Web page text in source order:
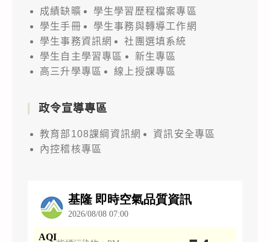
成績缺曠
學生學習歷程檔案專區
學生手冊
學生事務與轉導工作網
學生事務資訊網
社團選填系統
學生自主學習專區
新生專區
高三升學專區
線上授課專區
政令宣導專區
教育部108課綱資訊網
資訊安全專區
內控稽核專區